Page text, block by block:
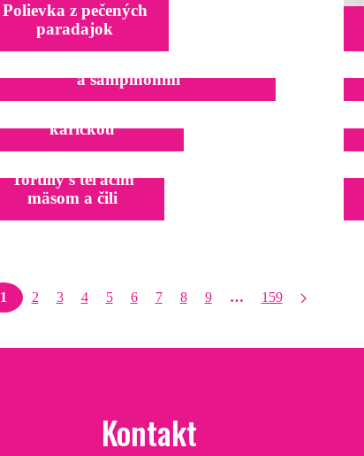
Polievka z pečených
paradajok
a šampiňónmi
karičkou
Tortilly s teľacím
mäsom a čili
1 2 3 4 5 6 7 8 9 … 159
Kontakt